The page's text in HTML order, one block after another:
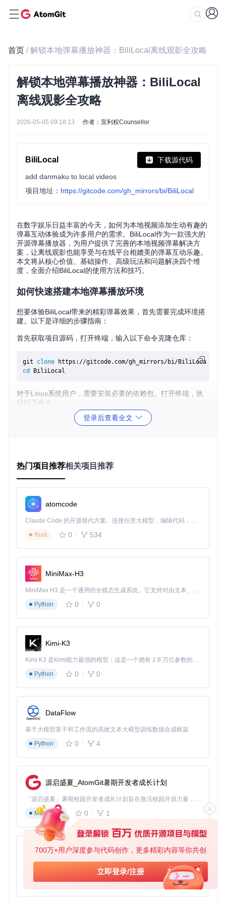
700万+用户深度参与代码创作，更多精彩内容等你共创
立即登录/注册
首页 / 解锁本地弹幕播放神器：BiliLocal离线观影全攻略
解锁本地弹幕播放神器：BiliLocal
离线观影全攻略
2026-05-05 09:18:13 作者：宣利权Counsellor
BiliLocal 下载源代码
add danmaku to local videos
项目地址： https://gitcode.com/gh_mirrors/bi/BiliLocal
在数字娱乐日益丰富的今天，如何为本地视频添加生动有趣的
弹幕互动体验成为许多用户的需求。BiliLocal作为一款强大的
开源弹幕播放器，为用户提供了完善的本地视频弹幕解决方
案，让离线观影也能享受与在线平台相媲美的弹幕互动乐趣。
本文将从核心价值、基础操作、高级玩法和问题解决四个维
度，全面介绍BiliLocal的使用方法和技巧。
如何快速搭建本地弹幕播放环境
想要体验BiliLocal带来的精彩弹幕效果，首先需要完成环境搭
建。以下是详细的步骤指南：
首先获取项目源码，打开终端，输入以下命令克隆仓库：
git clone
cd
对于Linux系统用户，需要安装必要的依赖包。打开终端，执
行以下命令：
make -j4
💡 实用提示：如果在编译过程中遇到问题，可以检查依赖是否
BiliLocal提供了简单直观的操作流程，让你轻松实现秒开弹幕
播放体验。
启动BiliLocal后，点击主界面的「打开文件」按钮，选择你想
要播放的本地视频文件。程序会自动启动智能弹幕匹配系统，
在联网状态下实时获取最新弹幕，功能模块：[src/Access]。
如果是离线状态，也可以读取本地缓存的弹幕文件。
在播放过程中，你可以通过界面上的控制按钮进行播放、暂
停、快进等操作。弹幕会自动显示在视频画面上，让你在观看
视频的同时享受弹幕互动的乐趣。
💡 实用提示：为了获得更好的弹幕体验，建议在播放前检查网
络连接，确保能够获取最新的弹幕数据。
如何打造个性化弹幕样式库
BiliLocal提供了丰富的弹幕自定义功能，让你可以根据自己的
喜好打造个性化的弹幕样式库。
在播放界面右键点击，打开菜单，你可以调整弹幕的速度、透
明度和字体大小。通过功能模块：[src/Model/Shield.cpp]和[sr
c/Model/Danmaku.cpp]，你还可以设置关键词屏蔽规则，选
择不同的弹幕渲染模式。
目前支持的弹幕渲染模式有普通模式、高级模式和极简模式。
普通模式提供基础的文字弹幕显示；高级模式支持彩色弹幕与
情况下获取关键信息。
💡 实用提示：你可以根据不同的视频类型和个人喜好，保存多
种弹幕样式配置，方便在不同场景下快速切换。
登录后查看全文
热门项目推荐相关项目推荐
atomcode
Claude Code 的开源替代方案。连接任意大模型，编辑代码，运行命令，自动验证 — 全自动执行。用 Rust 构建，极致性能。 ｜ An open-source alternative to Claude Code. Connect any LLM, edit code, run commands, and verify changes — autonomously. Built in Rust for speed. Get Started
Rust
0 534
MiniMax-H3
MiniMax H3 是一个通用的全模态生成系统。它支持对由文本、图像、视频和音频组成的多模态上下文进行统一理解，并能生成分辨率高达 2K、时长可达 15 秒的带原生立体声音频的视频。得益于面向任务泛化的系统设计，H3 在预训练阶段就已具备广泛的多模态上下文理解与生成能力，能够出色地执行复杂的多模态指令。
Python
0 0
Kimi-K3
Kimi K3 是Kimi能力最强的模型：这是一个拥有 2.8 万亿参数的混合专家（MoE）模型，具备原生视觉理解能力，并支持 100 万 token 的上下文窗口。
Python
0 0
DataFlow
基于大模型算子和工作流的高效文本大模型训练数据合成框架
Python
0 4
源启盛夏_AtomGit暑期开发者成长计划
「源启盛夏」暑期校园开发者成长计划旨在激活校园开源力量，通过积分激励、认证扶持、资源倾斜等形式，引导高校组织和开发者完成「入驻 — 建项目 — 做贡献 — 获认证 — 得资源」的完整闭环。无论你是想带领社团入驻平台的组织者，还是希望用代码贡献证明自己的开发者，都能在这里找到属于你的成长路径。
Markdown
0 1
py-xiaozhi
基于Python的Xiaozhi AI，适用于想要完整Xiaozhi体验而无需拥有专用硬件的用户。
Python
0 1